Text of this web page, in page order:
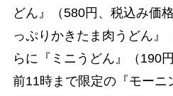
どん』（580円、税込み価
っぷりかきたま肉うどん』
らに『ミニうどん』（190
前11時まで限定の『モーニ